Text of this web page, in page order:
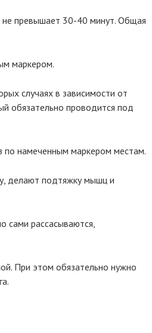
превышает 30-40 минут. Общая
маркером.
случаях в зависимости от
обязательно проводится под
по намеченным маркером местам.
делают подтяжку мышц и
сами рассасываются,
При этом обязательно нужно